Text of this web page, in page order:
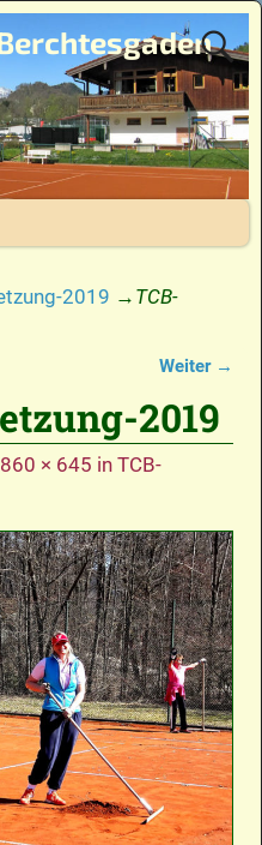
2019 → TCB-
Weiter →
2019
860 × 645 in TCB-